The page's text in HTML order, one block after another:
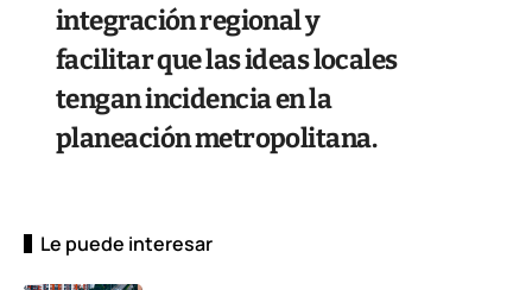
integración regional y
facilitar que las ideas locales
tengan incidencia en la
planeación metropolitana.
Le puede interesar